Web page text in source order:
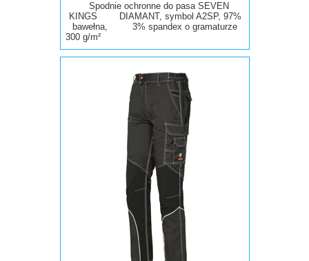
Spodnie ochronne do pasa SEVEN
KINGS DIAMANT, symbol A2SP, 97%
bawełna, 3% spandex o gramaturze
300 g/m²